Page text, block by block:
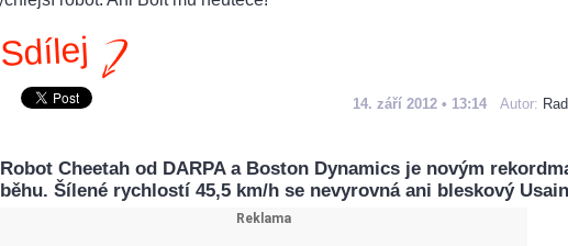
Sdílej
14. září 2012 • 13:14 Autor:
Robot Cheetah od DARPA a Boston Dynamics je novým
běhu. Šílené rychlostí 45,5 km/h se nevyrovná ani bleskový